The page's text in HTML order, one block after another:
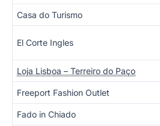
Casa do Turismo
El Corte Ingles
Loja Lisboa – Terreiro do Paço
Freeport Fashion Outlet
Fado in Chiado